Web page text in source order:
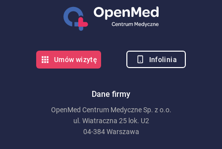
Dane firmy
OpenMed Centrum Medyczne Sp. z o.o.
ul. Wiatraczna 25 lok. U2
04-384 Warszawa
Umów wizytę Infolinia